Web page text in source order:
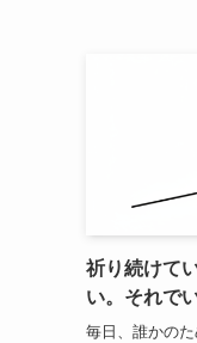
祈り続けて
い。それで
毎日、誰かの